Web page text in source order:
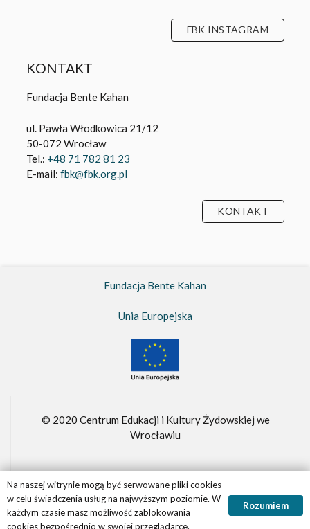
50-072 Wrocław
E-mail:fbk@fbk.org.pl
Fundacja Bente Kahan
© 2020 Centrum Edukacji i Kultury Żydowskiej we
Wrocławiu
Fundacja Bente Kahan –FBK.org.pl
Realizacja witrynyPanther.software
Na naszej witrynie mogą być serwowane pliki cookies
w celu świadczenia usług na najwyższym poziomie. W
każdym czasie masz możliwość zablokowania
cookies bezpośrednio w swojej przeglądarce.
Rozumiem